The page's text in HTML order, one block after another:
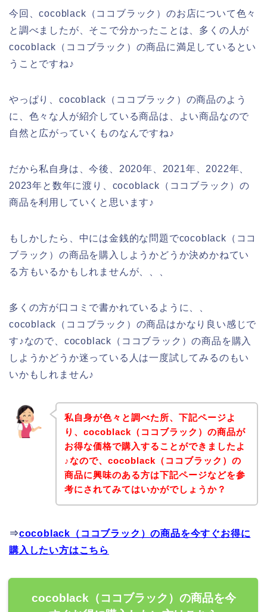
今回、cocoblack（ココブラック）のお店について色々
と調べましたが、そこで分かったことは、多くの人が
cocoblack（ココブラック）の商品に満足しているとい
うことですね♪
やっぱり、cocoblack（ココブラック）の商品のよう
に、色々な人が紹介している商品は、よい商品なので
自然と広がっていくものなんですね♪
だから私自身は、今後、2020年、2021年、2022年、
2023年と数年に渡り、cocoblack（ココブラック）の
商品を利用していくと思います♪
もしかしたら、中には金銭的な問題でcocoblack（ココ
ブラック）の商品を購入しようかどうか決めかねてい
る方もいるかもしれませんが、、、
多くの方が口コミで書かれているように、、
cocoblack（ココブラック）の商品はかなり良い感じで
す♪なので、cocoblack（ココブラック）の商品を購入
しようかどうか迷っている人は一度試してみるのもい
いかもしれません♪
私自身が色々と調べた所、下記ページよ
り、cocoblack（ココブラック）の商品が
お得な価格で購入することができましたよ
♪なので、cocoblack（ココブラック）の
商品に興味のある方は下記ページなどを参
考にされてみてはいかがでしょうか？
⇒cocoblack（ココブラック）の商品を今すぐお得に
購入したい方はこちら
cocoblack（ココブラック）の商品を今